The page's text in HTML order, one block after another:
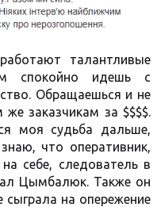
талантливые
спокойно идешь с
Обращаешься и не
заказчикам за $$$$.
моя судьба дальше,
что оперативник,
себе, следователь в
Цымбалюк. Также он
на опережение